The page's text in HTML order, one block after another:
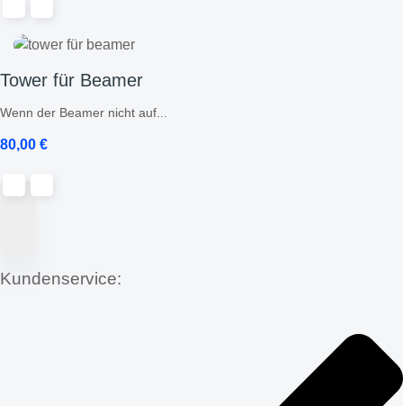
Tower für Beamer
Wenn der Beamer nicht auf...
80,00 €
Kundenservice: